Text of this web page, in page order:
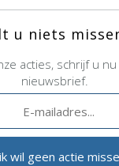
u niets
acties, schrijf u
nieuwsbrief.
ik wil geen actie